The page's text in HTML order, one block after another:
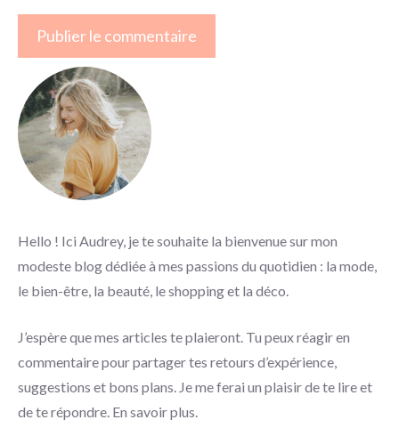
Hello ! Ici Audrey, je te souhaite la bienvenue sur mon
modeste blog dédiée à mes passions du quotidien : la mode,
le bien-être, la beauté, le shopping et la déco.
J’espère que mes articles te plaieront. Tu peux réagir en
commentaire pour partager tes retours d’expérience,
suggestions et bons plans. Je me ferai un plaisir de te lire et
de te répondre. En savoir plus.